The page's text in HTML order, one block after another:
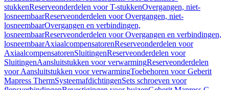
stukkenReserveonderdelen voor T-stukkenOvergangen, niet-
losneembaarReserveonderdelen voor Overgangen, niet-
losneembaarOvergangen en verbindingen,
losneembaarReserveonderdelen voor Overgangen en verbindingen,
losneembaarAxiaalcompensatorenReserveonderdelen voor
AxiaalcompensatorenSluitingenReserveonderdelen voor
SluitingenAansluitstukken voor verwarmingReserveonderdelen
voor Aansluitstukken voor verwarmingToebehoren voor Geberit
Mapress ThermSysteemafdichtingenSets schroeven voor